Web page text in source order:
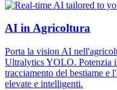
AI in Agricoltura
Porta la vision AI
Ultralytics YOLO. Potenzia
tracciamento del bestiame e
elevate e intelligenti.